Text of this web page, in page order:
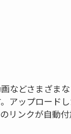
などさまざま
アップロード
リンクが自動